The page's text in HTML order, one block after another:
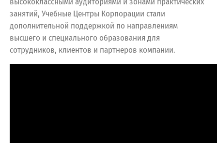
занятий, Учебные Центры Корпорации стали
дополнительной поддержкой по направлениям
высшего и специального образования для
сотрудников, клиентов и партнеров компании.